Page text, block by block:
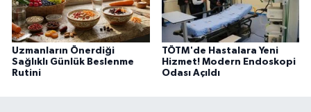
Uzmanların Önerdiği
Sağlıklı Günlük Beslenme
Rutini
TÖTM'de Hastalara Yeni
Hizmet! Modern Endoskopi
Odası Açıldı